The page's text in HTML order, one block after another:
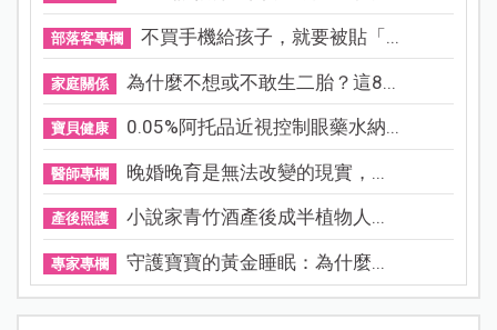
部落客專欄 不買手機給孩子，就要被貼「...
家庭關係 為什麼不想或不敢生二胎？這8...
寶貝健康 0.05%阿托品近視控制眼藥水納...
醫師專欄 晚婚晚育是無法改變的現實，...
產後照護 小說家青竹酒產後成半植物人...
專家專欄 守護寶寶的黃金睡眠：為什麼...